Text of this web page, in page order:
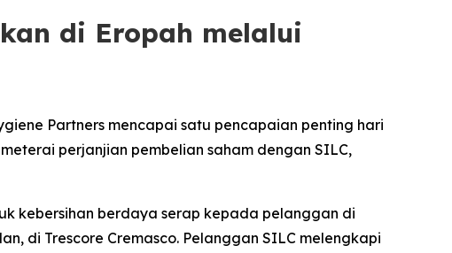
di Eropah melalui
Partners mencapai satu pencapaian penting hari
perjanjian pembelian saham dengan SILC,
kebersihan berdaya serap kepada pelanggan di
di Trescore Cremasco. Pelanggan SILC melengkapi